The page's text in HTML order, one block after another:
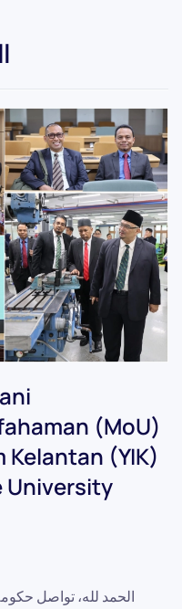
(MoU)
Kelantan (YIK)
University
الحمد لله، تواصل